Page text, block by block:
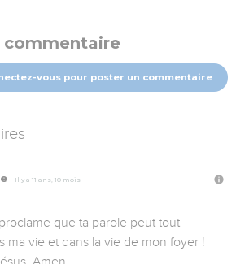
commentaire
vous pour poster un commentaire
Il y a 11 ans, 10 mois
que ta parole peut tout
ma vie et dans la vie de mon foyer !